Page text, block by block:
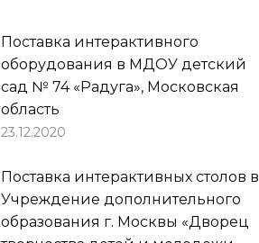
Поставка интерактивного
оборудования в МДОУ детский
сад № 74 «Радуга», Московская
область
23.12.2020
Поставка интерактивных столов в
Учреждение дополнительного
образования г. Москвы «Дворец